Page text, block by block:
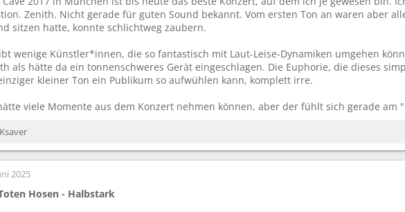
Zenith. Nicht gerade für guten Sound bekannt. Vom ersten Ton an waren aber
sitzen hatte, konnte schlichtweg zaubern.
wenige Künstler*innen, die so fantastisch mit Laut-Leise-Dynamiken umgehen
als hätte da ein tonnenschweres Gerät eingeschlagen. Die Euphorie, die dieses
kleiner Ton ein Publikum so aufwühlen kann, komplett irre.
viele Momente aus dem Konzert nehmen können, aber der fühlt sich gerade am
Ksaver
2025
Hosen - Halbstark